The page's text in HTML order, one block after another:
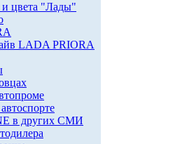
цвета "Лады"
LADA PRIORA
в других СМИ